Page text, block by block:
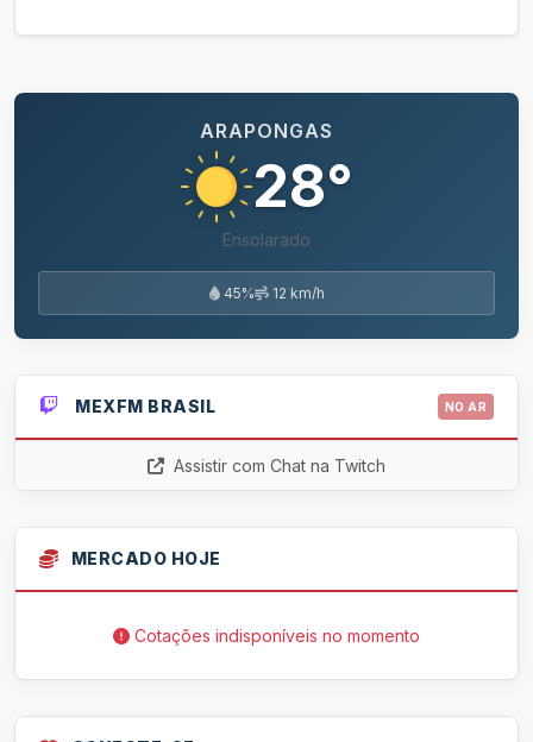
ARAPONGAS
28°
Ensolarado
45% 12 km/h
MEXFM BRASIL NO AR
Assistir com Chat na Twitch
MERCADO HOJE
Cotações indisponíveis no momento